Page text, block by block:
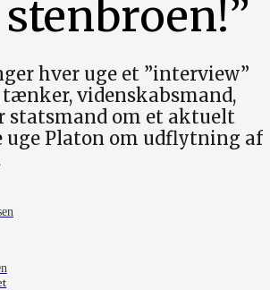
hver uge et ”interview”
tænker, videnskabsmand,
statsmand om et aktuelt
uge Platon om udflytning af